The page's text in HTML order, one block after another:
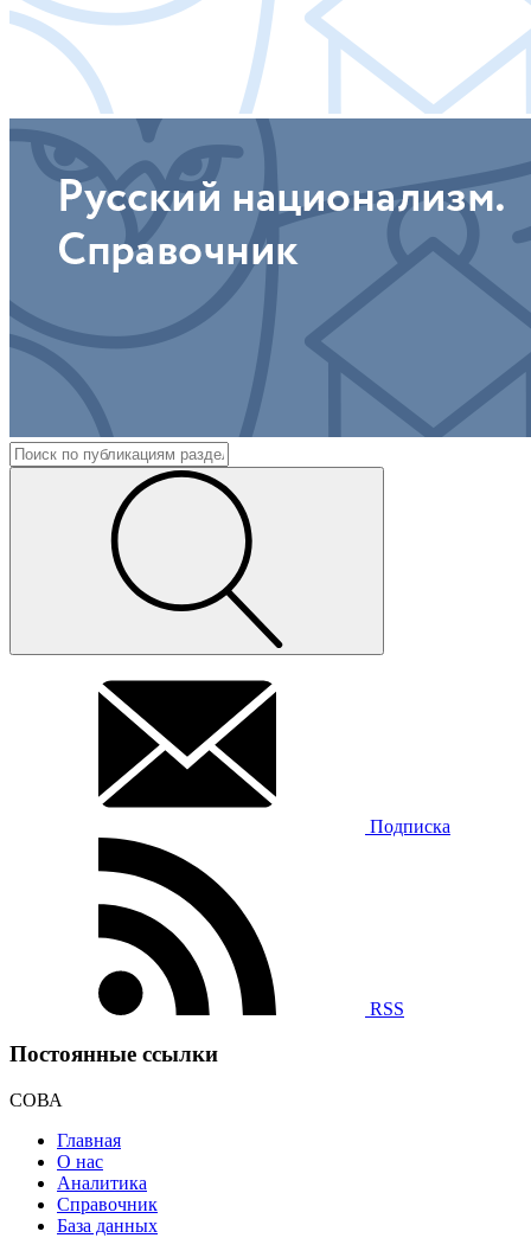
Подписка
RSS
Постоянные ссылки
СОВА
Главная
О нас
Аналитика
Справочник
База данных